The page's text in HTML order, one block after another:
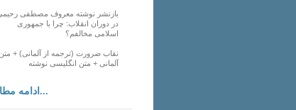
بازنشر نوشته معروف مصطفی
در دوران انقلاب: چرا با جمهوری
اسلامی مخالفم؟
نقاب ضرورت (ترجمه از آلمانی) + متن
آلمانی + متن انگلیسی نوشته
ادامه مطالب...